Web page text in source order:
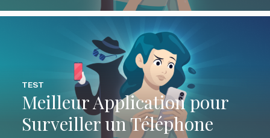
Meilleur Application pour
Surveiller un Téléphone
TEST